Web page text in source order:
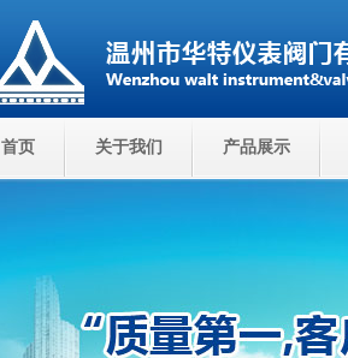
首页 关于我们 产品展示